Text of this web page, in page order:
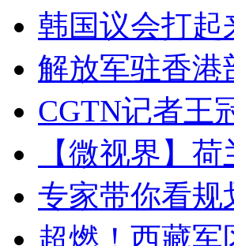
韩国议会打起
解放军驻香港
CGTN记者王
【微视界】
专家带你看规
超燃！西藏